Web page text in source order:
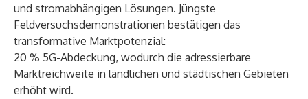
und stromabhängigen Lösungen. Jüngste
Feldversuchsdemonstrationen bestätigen das
transformative Marktpotenzial:
20 % 5G-Abdeckung, wodurch die adressierbare
Marktreichweite in ländlichen und städtischen Gebieten
erhöht wird.